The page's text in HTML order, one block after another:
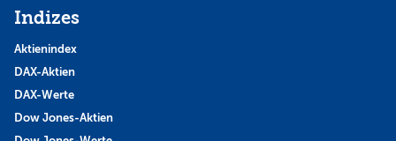
Indizes
Aktienindex
DAX-Aktien
DAX-Werte
Dow Jones-Aktien